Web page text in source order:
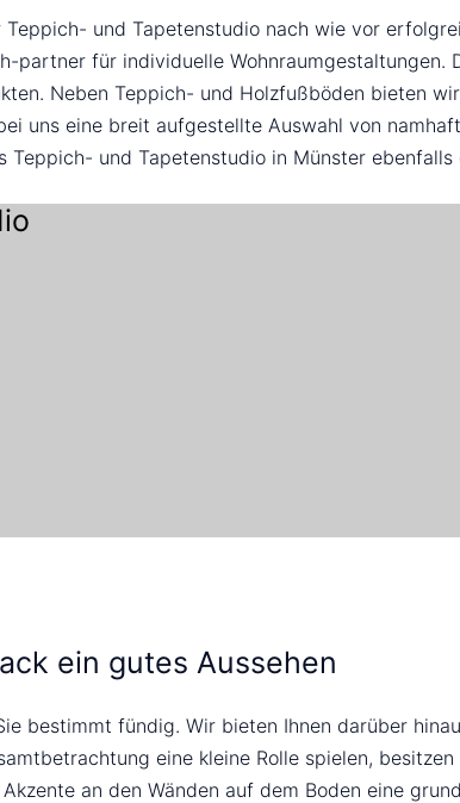
und Tapetenstudio nach wie vor
für individuelle
Neben Teppich- und Holzfußböden bieten
uns eine breit aufgestellte Auswahl von
Teppich- und Tapetenstudio in Münster
ein gutes Aussehen
bestimmt fündig. Wir bieten Ihnen darüber
eine kleine Rolle spielen,
an den Wänden auf dem Boden eine